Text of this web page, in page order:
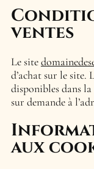
ventes
Le site
d’achat sur le site.
disponibles dans
sur demande à
aux